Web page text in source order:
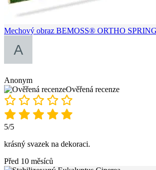
Mechový obraz BEMOSS® ORTHO SPRING
Anonym
Ověřená recenze
5/5
krásný svazek na dekoraci.
Před 10 měsíců